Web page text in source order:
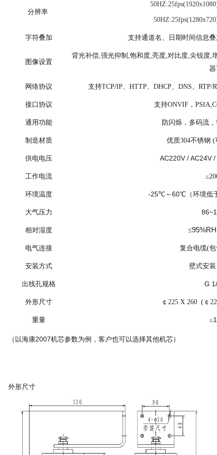
分辨率
字符叠加 支持通道名、日期时间信息
图像设置
背光补偿,强光抑制,饱和度,亮度,对比度,尖锐度,
网络协议 支持TCP/IP、HTTP、DHCP、DNS、RTP/
接口协议 支持ONVIF，
通用功能 防闪烁，多码流
制造材质 优质304不锈钢
供电电压 AC220V / AC24V
工作电流
环境温度 -25℃～ 60℃（环境低
大气压力
相对湿度 ≤95%RH
电气连接 复合电缆(
安装方式 壁式安
出线孔规格 G
外形尺寸 ￠225 X 260 (￠
重量 ≤
（以海康2007机芯参数为例，客户也可以选择其他机芯）
外形尺寸